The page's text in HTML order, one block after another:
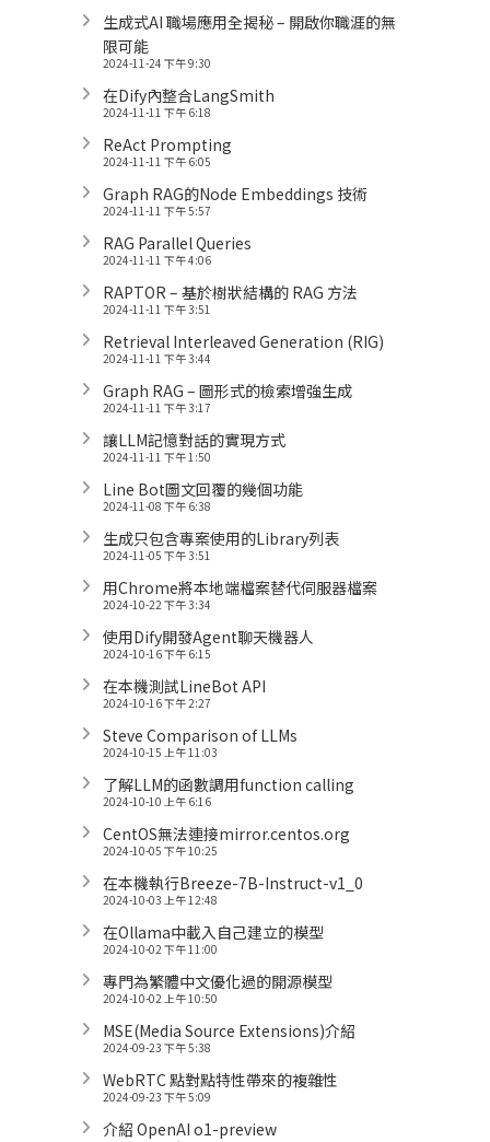
生成式AI 職場應用全揭秘 – 開啟你職涯的無
限可能
2024-11-24 下午 9:30
在Dify內整合LangSmith
2024-11-11 下午 6:18
ReAct Prompting
2024-11-11 下午 6:05
Graph RAG的Node Embeddings 技術
2024-11-11 下午 5:57
RAG Parallel Queries
2024-11-11 下午 4:06
RAPTOR – 基於樹狀結構的 RAG 方法
2024-11-11 下午 3:51
Retrieval Interleaved Generation (RIG)
2024-11-11 下午 3:44
Graph RAG – 圖形式的檢索增強生成
2024-11-11 下午 3:17
讓LLM記憶對話的實現方式
2024-11-11 下午 1:50
Line Bot圖文回覆的幾個功能
2024-11-08 下午 6:38
生成只包含專案使用的Library列表
2024-11-05 下午 3:51
用Chrome將本地端檔案替代伺服器檔案
2024-10-22 下午 3:34
使用Dify開發Agent聊天機器人
2024-10-16 下午 6:15
在本機測試LineBot API
2024-10-16 下午 2:27
Steve Comparison of LLMs
2024-10-15 上午 11:03
了解LLM的函數調用function calling
2024-10-10 上午 6:16
CentOS無法連接mirror.centos.org
2024-10-05 下午 10:25
在本機執行Breeze-7B-Instruct-v1_0
2024-10-03 上午 12:48
在Ollama中載入自己建立的模型
2024-10-02 下午 11:00
專門為繁體中文優化過的開源模型
2024-10-02 上午 10:50
MSE(Media Source Extensions)介紹
2024-09-23 下午 5:38
WebRTC 點對點特性帶來的複雜性
2024-09-23 下午 5:09
介紹 OpenAI o1-preview